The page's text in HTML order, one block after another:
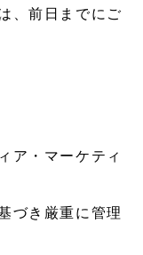
、前日までにご
ア・マーケティ
づき厳重に管理